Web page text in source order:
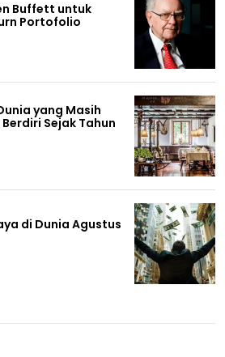
Buffett untuk
Portofolio
yang Masih
Sejak Tahun
di Dunia Agustus